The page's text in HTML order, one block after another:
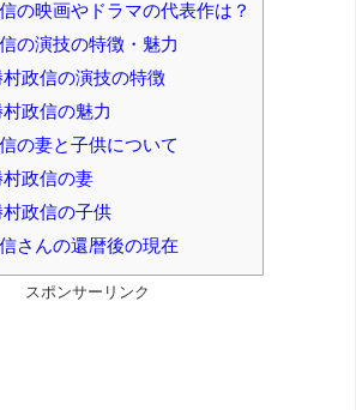
の映画やドラマの代表作は？
の演技の特徴・魅力
村政信の演技の特徴
村政信の魅力
の妻と子供について
村政信の妻
村政信の子供
さんの還暦後の現在
スポンサーリンク